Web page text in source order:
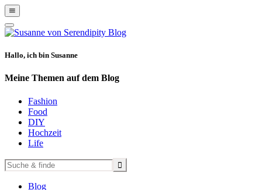
Show
Offscreen
Content
Hide
Offscreen
Hallo, ich bin Susanne
Meine Themen auf dem Blog
Fashion
Food
DIY
Hochzeit
Life
Blog